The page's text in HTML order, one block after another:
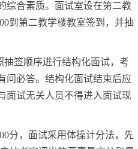
综合素质。面试室设在第二教
到第二教学楼教室签到，并抽
抽签顺序进行结构化面试，考
问必答。结构化面试结束后应
面试无关人员不得进入面试现
分，面试采用体操计分法，先